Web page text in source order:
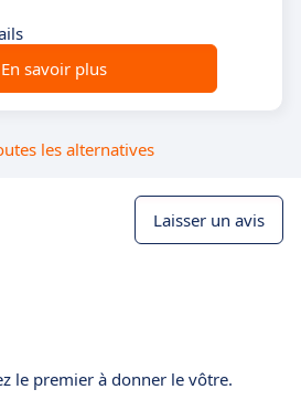
En savoir plus
les alternatives
Laisser un avis
le premier à donner le vôtre.